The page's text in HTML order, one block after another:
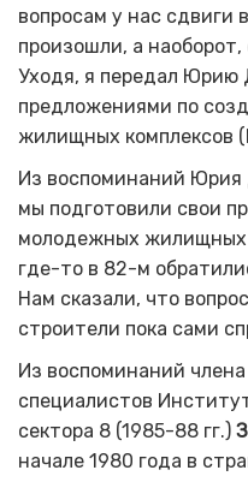
вопросам у нас сдвиги
произошли, а
Уходя, я передал Юрию
предложениями по
жилищных комплексов
Из воспоминаний
мы подготовили свои
молодежных жилищных
где-то в 82-м
Нам сказали, что
строители пока сами
Из воспоминаний
специалистов
сектора 8 (1985-88 гг.)
начале 1980 года в